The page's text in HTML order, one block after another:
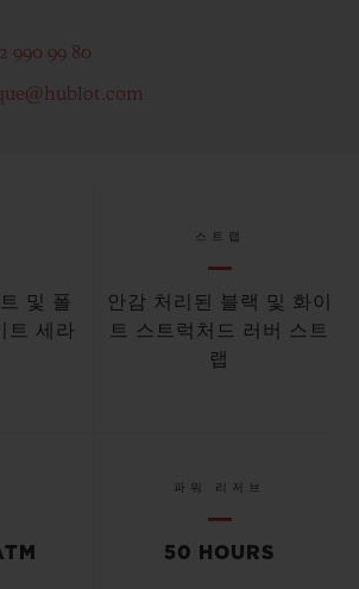
990 99 80
및 폴
트 세라
스트랩
안감 처리된 블랙 및 화이
트 스트럭처드 러버 스트
랩
파워 리저브
50 HOURS